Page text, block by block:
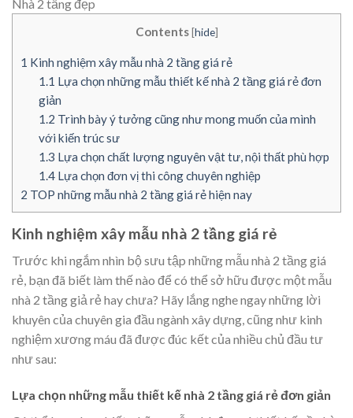
Nhà 2 tầng đẹp
Contents [hide]
1 Kinh nghiệm xây mẫu nhà 2 tầng giá rẻ
1.1 Lựa chọn những mẫu thiết kế nhà 2 tầng giá rẻ đơn
giản
1.2 Trình bày ý tưởng cũng như mong muốn của mình
với kiến trúc sư
1.3 Lựa chọn chất lượng nguyên vật tư, nội thất phù hợp
1.4Lựa chọn đơn vị thi công chuyên nghiệp
2 TOP những mẫu nhà 2 tầng giá rẻ hiện nay
Kinh nghiệm xây mẫu nhà 2 tầng giá rẻ
Trước khi ngắm nhìn bộ sưu tập những mẫu nhà 2 tầng giá
rẻ, bạn đã biết làm thế nào để có thể sở hữu được một mẫu
nhà 2 tầng giả rẻ hay chưa? Hãy lắng nghe ngay những lời
khuyên của chuyên gia đầu ngành xây dựng, cũng như kinh
nghiệm xương máu đã được đúc kết của nhiều chủ đầu tư
như sau:
Lựa chọn những mẫu thiết kế nhà 2 tầng giá rẻđơn giản